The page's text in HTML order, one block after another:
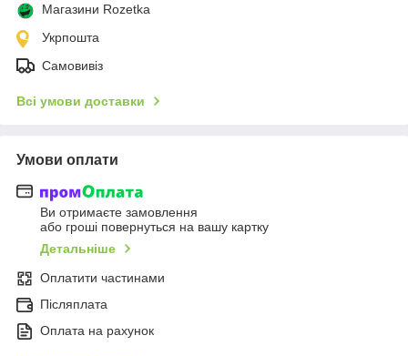
Магазини Rozetka
Укрпошта
Самовивіз
Всі умови доставки
Умови оплати
Ви отримаєте замовлення
або гроші повернуться на вашу картку
Детальніше
Оплатити частинами
Післяплата
Оплата на рахунок